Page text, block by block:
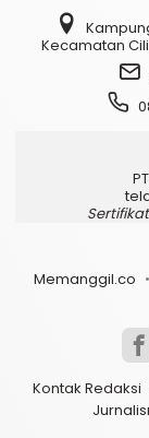
Kecamatan
Memanggil.co
Kontak Redaksi